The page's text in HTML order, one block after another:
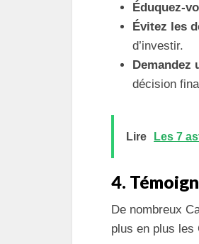
Éduquez-
Évitez les
d’investir.
Demandez
décision
Lire Les 7
4.
De nombreux
plus en plus les